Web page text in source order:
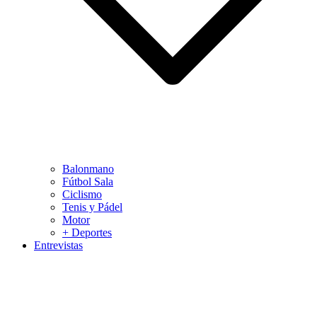
Balonmano
Fútbol Sala
Ciclismo
Tenis y Pádel
Motor
+ Deportes
Entrevistas